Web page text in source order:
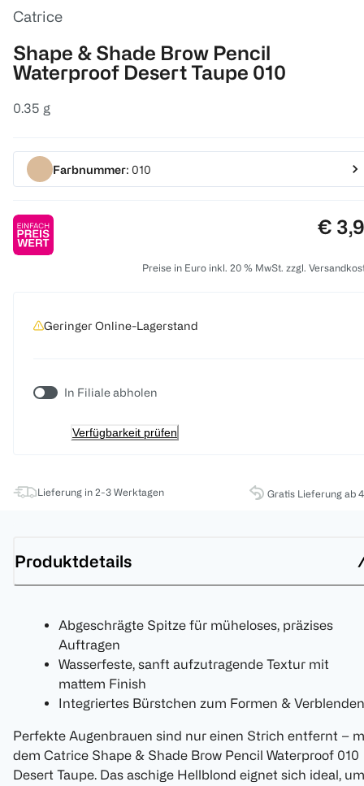
Catrice
Shape & Shade Brow Pencil
Waterproof Desert Taupe 010
0.35 g
Farbnummer: 010
€
Preise in Euro inkl. 20 % MwSt. zzgl.
Geringer Online-Lagerstand
In Filiale abholen
Verfügbarkeit prüfen
Lieferung in 2-3 Werktagen Gratis Lieferung ab
Produktdetails
Abgeschrägte Spitze für müheloses, präzises
Auftragen
Wasserfeste, sanft aufzutragende Textur mit
mattem Finish
Integriertes Bürstchen zum Formen & Verblenden
Perfekte Augenbrauen sind nur einen Strich entfernt –
dem Catrice Shape & Shade Brow Pencil Waterproof 010
Desert Taupe. Das aschige Hellblond eignet sich ideal, um